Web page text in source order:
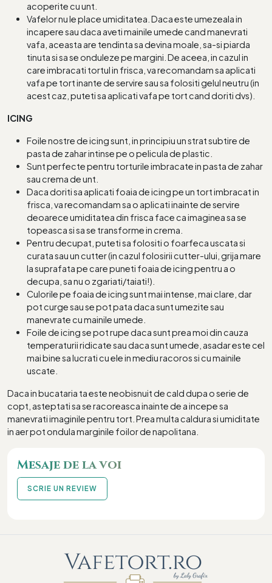
acoperite cu unt.
Vafelor nu le place umiditatea. Daca este umezeala in
incapere sau daca aveti mainile umede cand manevrati
vafa, aceasta are tendinta sa devina moale, sa-si piarda
tinuta si sa se onduleze pe margini. De aceea, in cazul in
care imbracati tortul in frisca, va recomandam sa aplicati
vafa pe tort inante de servire sau sa folositi gelul neutru (in
acest caz, puteti sa aplicati vafa pe tort cand doriti dvs).
ICING
Foile nostre de icing sunt, in principiu un strat subtire de
pasta de zahar intinse pe o pelicula de plastic.
Sunt perfecte pentru torturile imbracate in pasta de zahar
sau crema de unt.
Daca doriti sa aplicati foaia de icing pe un tort imbracat in
frisca, va recomandam sa o aplicati inainte de servire
deoarece umiditatea din frisca face ca imaginea sa se
topeasca si sa se transforme in crema.
Pentru decupat, puteti sa folositi o foarfeca uscata si
curata sau un cutter (in cazul folosirii cutter-ului, grija mare
la suprafata pe care puneti foaia de icing pentru a o
decupa, sa nu o zgariati/taiati!).
Culorile pe foaia de icing sunt mai intense, mai clare, dar
pot curge sau se pot pata daca sunt umezite sau
manevrate cu mainile umede.
Foile de icing se pot rupe daca sunt prea moi din cauza
temperaturii ridicate sau daca sunt umede, asadar este cel
mai bine sa lucrati cu ele in mediu racoros si cu mainile
uscate.
Daca in bucataria ta este neobisnuit de cald dupa o serie de
copt, asteptati sa se racoreasca inainte de a incepe sa
manevrati imaginile pentru tort. Prea multa caldura si umiditate
in aer pot ondula marginile foilor de napolitana.
Mesaje de la voi
SCRIE UN REVIEW